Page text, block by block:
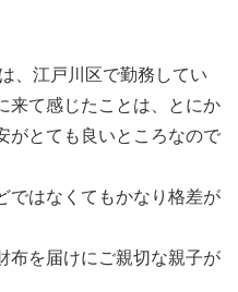
、江戸川区で勤務してい
来て感じたことは、とにか
がとても良いところなので
ではなくてもかなり格差が
布を届けにご親切な親子が